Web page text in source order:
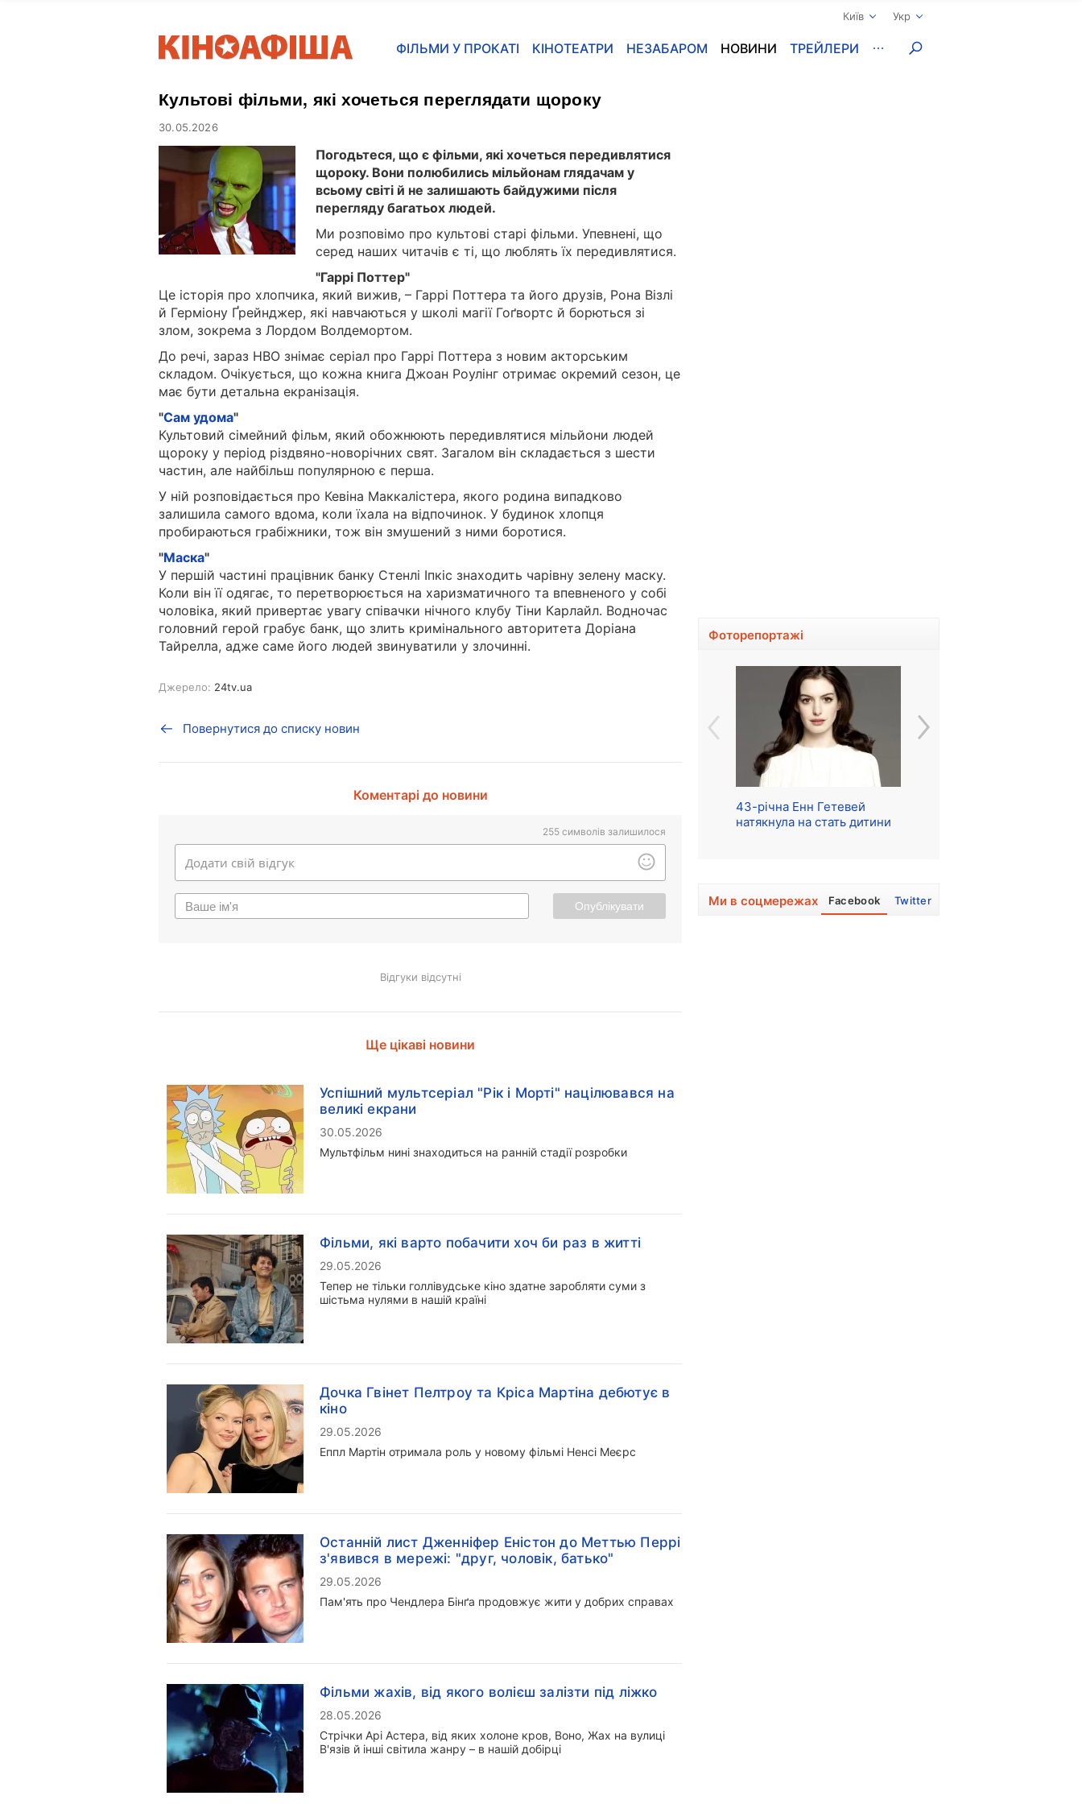
Київ Укр
ФІЛЬМИ У ПРОКАТІ КІНОТЕАТРИ НЕЗАБАРОМ НОВИНИ ТРЕЙЛЕРИ
Культові фільми, які хочеться переглядати щороку
30.05.2026
Погодьтеся, що є фільми, які хочеться передивлятися
щороку. Вони полюбились мільйонам глядачам у
всьому світі й не залишають байдужими після
перегляду багатьох людей.
Ми розповімо про культові старі фільми. Упевнені, що
серед наших читачів є ті, що люблять їх передивлятися.
"Гаррі Поттер"
Це історія про хлопчика, який вижив, – Гаррі Поттера та його друзів, Рона Візлі
й Герміону Ґрейнджер, які навчаються у школі магії Гоґвортс й борються зі
злом, зокрема з Лордом Волдемортом.
До речі, зараз HBO знімає серіал про Гаррі Поттера з новим акторським
складом. Очікується, що кожна книга Джоан Роулінг отримає окремий сезон, це
має бути детальна екранізація.
"Сам удома"
Культовий сімейний фільм, який обожнюють передивлятися мільйони людей
щороку у період різдвяно-новорічних свят. Загалом він складається з шести
частин, але найбільш популярною є перша.
У ній розповідається про Кевіна Маккалістера, якого родина випадково
залишила самого вдома, коли їхала на відпочинок. У будинок хлопця
пробираються грабіжники, тож він змушений з ними боротися.
"Маска"
У першій частині працівник банку Стенлі Іпкіс знаходить чарівну зелену маску.
Коли він її одягає, то перетворюється на харизматичного та впевненого у собі
чоловіка, який привертає увагу співачки нічного клубу Тіни Карлайл. Водночас
головний герой грабує банк, що злить кримінального авторитета Доріана
Тайрелла, адже саме його людей звинуватили у злочинні.
Джерело: 24tv.ua
Повернутися до списку новин
Коментарі до новини
255 символів залишилося
Опублікувати
Відгуки відсутні
Ще цікаві новини
Успішний мультсеріал "Рік і Морті" націлювався на
великі екрани
30.05.2026
Мультфільм нині знаходиться на ранній стадії розробки
Фільми, які варто побачити хоч би раз в житті
29.05.2026
Тепер не тільки голлівудське кіно здатне заробляти суми з
шістьма нулями в нашій країні
Дочка Гвінет Пелтроу та Кріса Мартіна дебютує в
кіно
29.05.2026
Еппл Мартін отримала роль у новому фільмі Ненсі Меєрс
Останній лист Дженніфер Еністон до Меттью Перрі
з'явився в мережі: "друг, чоловік, батько"
29.05.2026
Пам'ять про Чендлера Бінґа продовжує жити у добрих справах
Фільми жахів, від якого волієш залізти під ліжко
28.05.2026
Стрічки Арі Астера, від яких холоне кров, Воно, Жах на вулиці
В'язів й інші світила жанру – в нашій добірці
Фоторепортажі
43-річна Енн Гетевей
натякнула на стать дитини
Ми в соцмережах Facebook Twitter